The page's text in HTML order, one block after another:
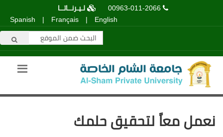
00963-011-2066
لـيـرنــاتــا
English
|
Français
|
Spanish
نعمل معاً لتحقيق حلمك